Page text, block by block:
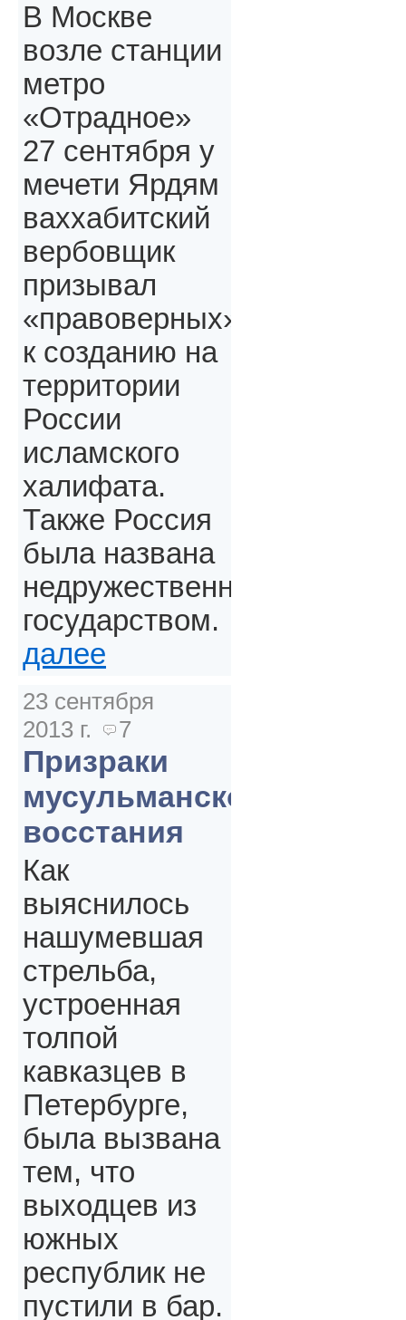
В Москве
возле станции
метро
«Отрадное»
27 сентября у
мечети Ярдям
ваххабитский
вербовщик
призывал
«правоверных»,
к созданию на
территории
России
исламского
халифата.
Также Россия
была названа
недружественным
государством.
далее
23 сентября
2013 г.
7
Призраки
мусульманского
восстания
Как
выяснилось
нашумевшая
стрельба,
устроенная
толпой
кавказцев в
Петербурге,
была вызвана
тем, что
выходцев из
южных
республик не
пустили в бар.